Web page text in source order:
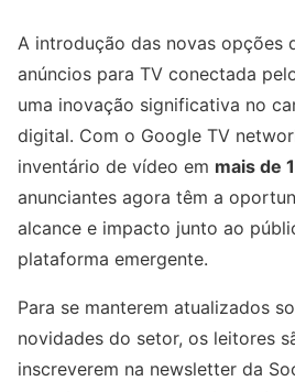
A introdução das novas opções
anúncios para TV conectada
uma inovação significativa no
digital. Com o Google TV
inventário de vídeo em mais de
anunciantes agora têm a
alcance e impacto junto ao
plataforma emergente.
Para se manterem atualizados
novidades do setor, os leitores
inscreverem na newsletter da